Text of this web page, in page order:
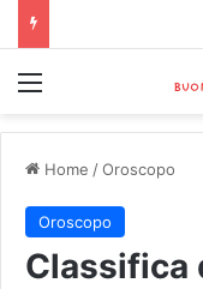
Home /Oroscopo
Oroscopo
Classifica